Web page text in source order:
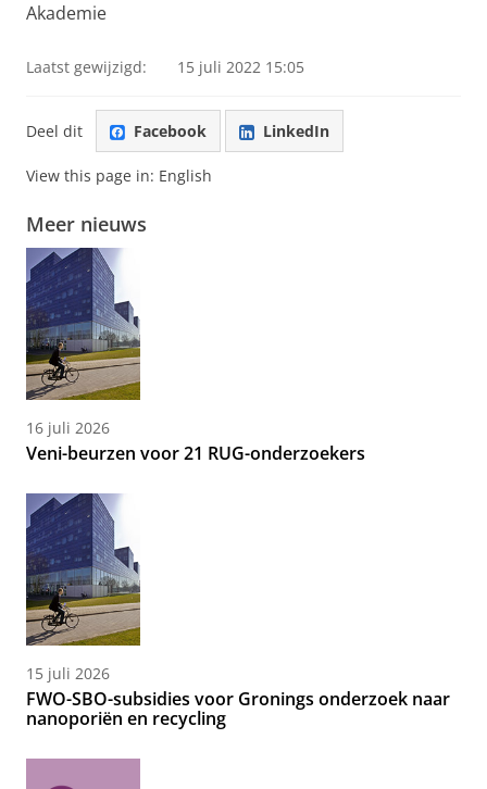
Akademie
Laatst gewijzigd: 15 juli 2022 15:05
Deel dit Facebook LinkedIn
View this page in: English
Meer nieuws
16 juli 2026
Veni-beurzen voor 21 RUG-onderzoekers
15 juli 2026
FWO-SBO-subsidies voor Gronings onderzoek naar
nanoporiën en recycling